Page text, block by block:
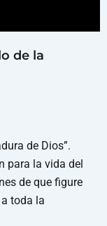
de la
de Dios”.
para la vida del
de que figure
toda la